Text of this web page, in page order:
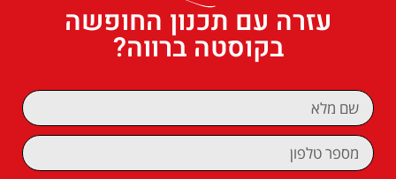
עזרה עם תכנון החופשה
בקוסטה ברווה?